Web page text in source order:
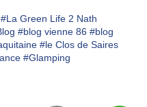
#La Green Life 2 Nath
#blog vienne 86 #blog
#le Clos de Saires
#Glamping